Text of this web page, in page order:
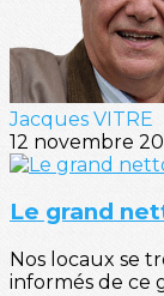
Jacques VITRE
12 novembre
Le grand
Nos locaux se
informés de ce